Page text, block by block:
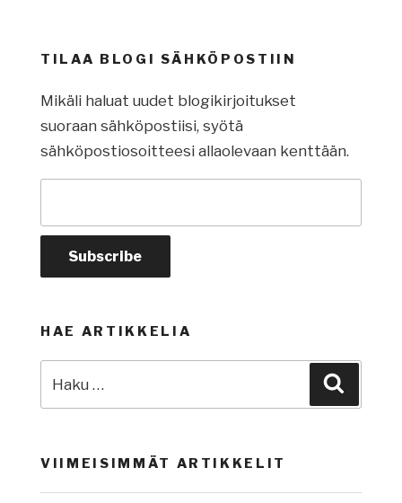
TILAA BLOGI SÄHKÖPOSTIIN
Mikäli haluat uudet blogikirjoitukset
suoraan sähköpostiisi, syötä
sähköpostiosoitteesi allaolevaan kenttään.
HAE ARTIKKELIA
VIIMEISIMMÄT ARTIKKELIT